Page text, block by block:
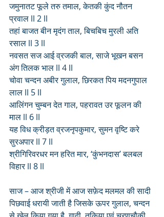
जमुनातट फूले तरु तमाल, केतकी कुंद नौतन
प्रवाल ll 2 ll
तहां बाजत बीन मृदंग ताल, बिचबिच मुरली अति
रसाल ll 3 ll
नवसत सज आई व्रजकी बाल, साजे भूखन बसन
अंग तिलक भाल ll 4 ll
चोवा चन्दन अबीर गुलाल, छिरकत पिय मदनगुपाल
लाल ll 5 ll
आलिंगन चुम्बन देत गाल, पहरावत उर फूलन की
माल ll 6 ll
यह विध क्रीड़त व्रजनृपकुमार, सुमन वृष्टि करे
सुरअपार ll 7 ll
श्रीगिरिवरधर मन हरित मार, ‘कुंभनदास’ बलबल
विहार ll 8 ll
साज – आज श्रीजी में आज सफ़ेद मलमल की सादी
पिछवाई धरायी जाती है जिसके ऊपर गुलाल, चन्दन